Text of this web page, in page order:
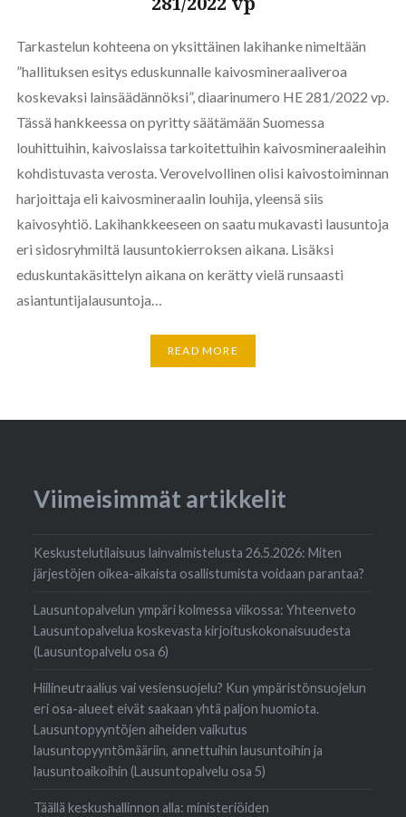
Tarkastelun kohteena on yksittäinen lakihanke nimeltään
”hallituksen esitys eduskunnalle kaivosmineraaliveroa
koskevaksi lainsäädännöksi”, diaarinumero HE 281/2022 vp.
Tässä hankkeessa on pyritty säätämään Suomessa
louhittuihin, kaivoslaissa tarkoitettuihin kaivosmineraaleihin
kohdistuvasta verosta. Verovelvollinen olisi kaivostoiminnan
harjoittaja eli kaivosmineraalin louhija, yleensä siis
kaivosyhtiö. Lakihankkeeseen on saatu mukavasti lausuntoja
eri sidosryhmiltä lausuntokierroksen aikana. Lisäksi
eduskuntakäsittelyn aikana on kerätty vielä runsaasti
asiantuntijalausuntoja…
READ MORE
Viimeisimmät artikkelit
Keskustelutilaisuus lainvalmistelusta 26.5.2026: Miten
järjestöjen oikea-aikaista osallistumista voidaan parantaa?
Lausuntopalvelun ympäri kolmessa viikossa: Yhteenveto
Lausuntopalvelua koskevasta kirjoituskokonaisuudesta
(Lausuntopalvelu osa 6)
Hiilineutraalius vai vesiensuojelu? Kun ympäristönsuojelun
eri osa-alueet eivät saakaan yhtä paljon huomiota.
Lausuntopyyntöjen aiheiden vaikutus
lausuntopyyntömääriin, annettuihin lausuntoihin ja
lausuntoaikoihin (Lausuntopalvelu osa 5)
Täällä keskushallinnon alla: ministeriöiden